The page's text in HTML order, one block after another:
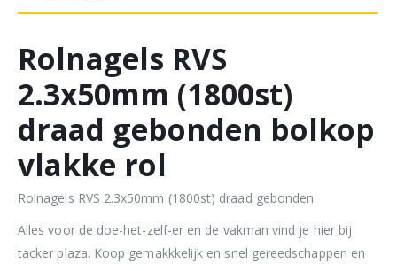
Rolnagels RVS
2.3x50mm (1800st)
draad gebonden bolkop
vlakke rol
Rolnagels RVS 2.3x50mm (1800st) draad gebonden
Alles voor de doe-het-zelf-er en de vakman vind je hier bij
tacker plaza. Koop gemakkkelijk en snel gereedschappen en